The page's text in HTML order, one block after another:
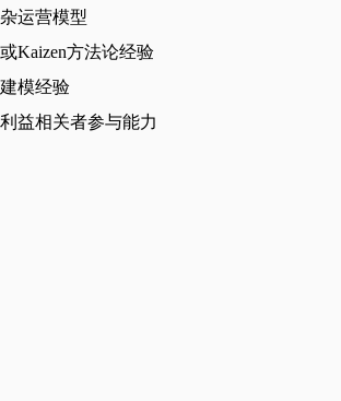
运营模型
Kaizen方法论经验
模经验
益相关者参与能力